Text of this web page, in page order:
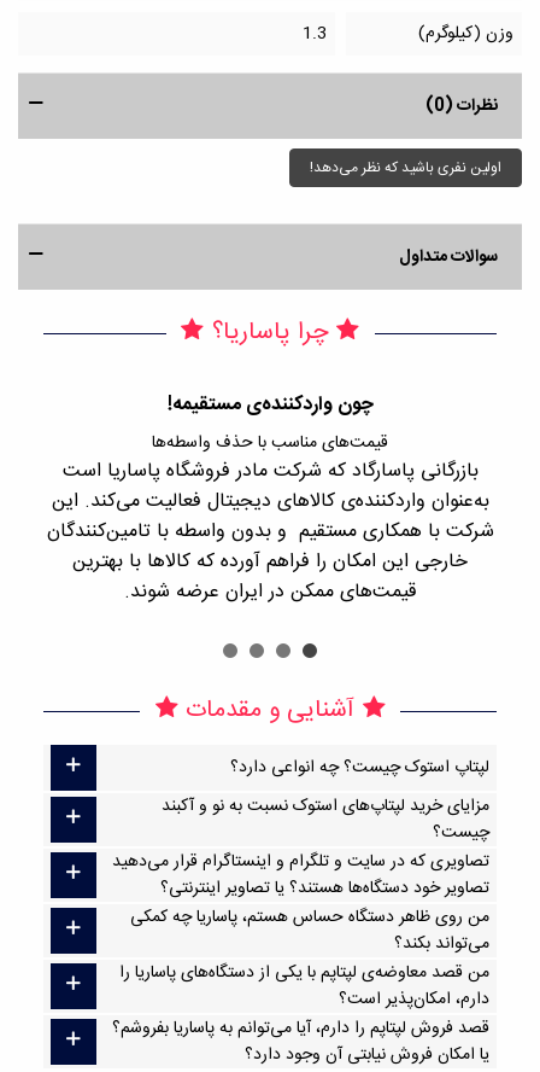
وزن (کیلوگرم) 1.3
نظرات (0)
اولین نفری باشید که نظر می‌دهد!
سوالات متداول
چرا پاساریا؟
چون واردکننده‌ی مستقیمه!
قیمت‌های مناسب با حذف واسطه‌ها
بازرگانی پاسارگاد که شرکت مادر فروشگاه پاساریا است
به‌عنوان واردکننده‌ی کالاهای دیجیتال فعالیت می‌کند. این
شرکت با همکاری مستقیم و بدون واسطه با تامین‌کنندگان
خارجی این امکان را فراهم آورده که کالاها با بهترین
قیمت‌های ممکن در ایران عرضه شوند.
آشنایی و مقدمات
لپتاپ استوک چیست؟ چه انواعی دارد؟
مزایای خرید لپتاپ‌های استوک نسبت به نو و آکبند
چیست؟
تصاویری که در سایت و تلگرام و اینستاگرام قرار می‌دهید
تصاویر خود دستگاه‌ها هستند؟ یا تصاویر اینترنتی؟
من روی ظاهر دستگاه حساس هستم، پاساریا چه کمکی
می‌تواند بکند؟
من قصد معاوضه‌ی لپتاپم با یکی از دستگاه‌های پاساریا را
دارم، امکان‌پذیر است؟
قصد فروش لپتاپم را دارم، آیا می‌توانم به پاساریا بفروشم؟
یا امکان فروش نیابتی آن وجود دارد؟